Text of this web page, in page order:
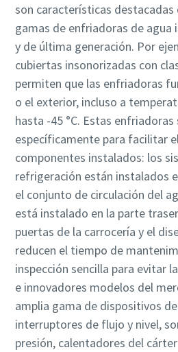
son características destacadas
gamas de enfriadoras de agua
y de última generación. Por
cubiertas insonorizadas con
permiten que las enfriadoras
o el exterior, incluso a
hasta -45 °C. Estas enfriadoras
específicamente para facilitar
componentes instalados: los
refrigeración están instalados
el conjunto de circulación del
está instalado en la parte
puertas de la carrocería y el
reducen el tiempo de
inspección sencilla para evitar
e innovadores modelos del
amplia gama de dispositivos
interruptores de flujo y nivel,
presión, calentadores del